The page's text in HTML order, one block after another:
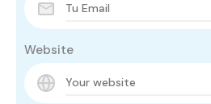
Website